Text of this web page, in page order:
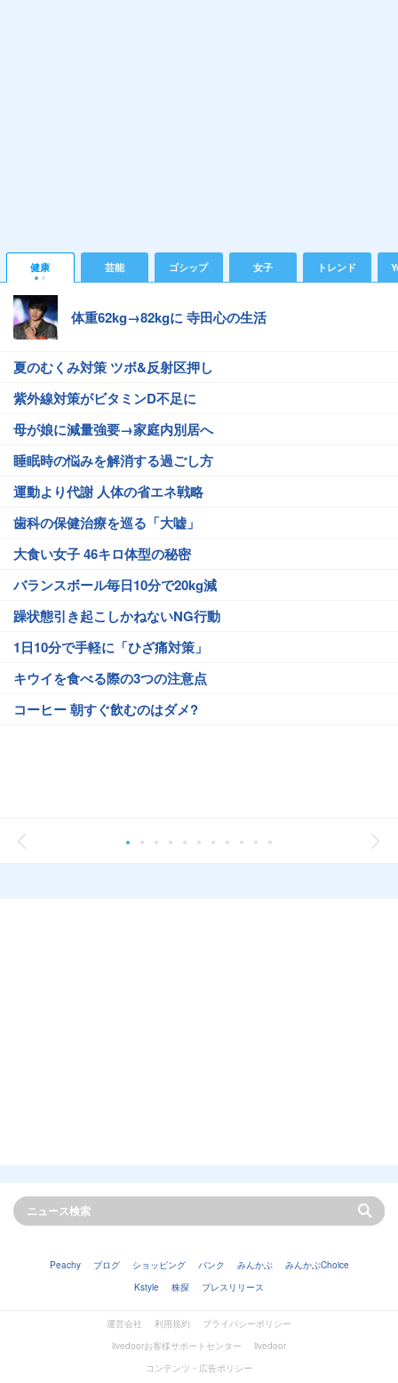
健康 芸能 ゴシップ 女子 トレンド
体重62kg→82kgに 寺田心の生活
夏のむくみ対策 ツボ&反射区押し
紫外線対策がビタミンD不足に
母が娘に減量強要→家庭内別居へ
睡眠時の悩みを解消する過ごし方
運動より代謝 人体の省エネ戦略
歯科の保健治療を巡る「大嘘」
大食い女子 46キロ体型の秘密
バランスボール毎日10分で20kg減
躁状態引き起こしかねないNG行動
1日10分で手軽に「ひざ痛対策」
キウイを食べる際の3つの注意点
コーヒー 朝すぐ飲むのはダメ?
Peachy ブログ ショッピング バンク みんかぶ
みんかぶChoice
Kstyle
株探 プレスリリース
運営会社 利用規約
プライバシーポリシー
livedoorお客様サポートセンター
livedoor
コンテンツ・広告ポリシー